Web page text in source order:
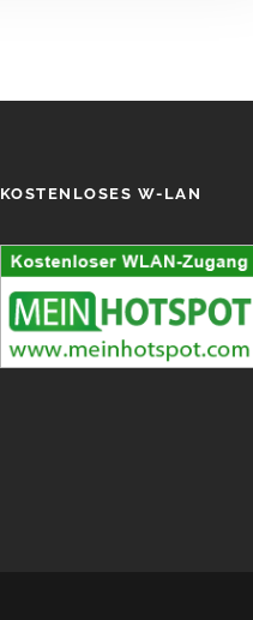
KOSTENLOSES W-LAN